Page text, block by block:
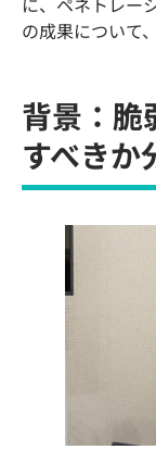
の成果について
背景：脆
すべきか